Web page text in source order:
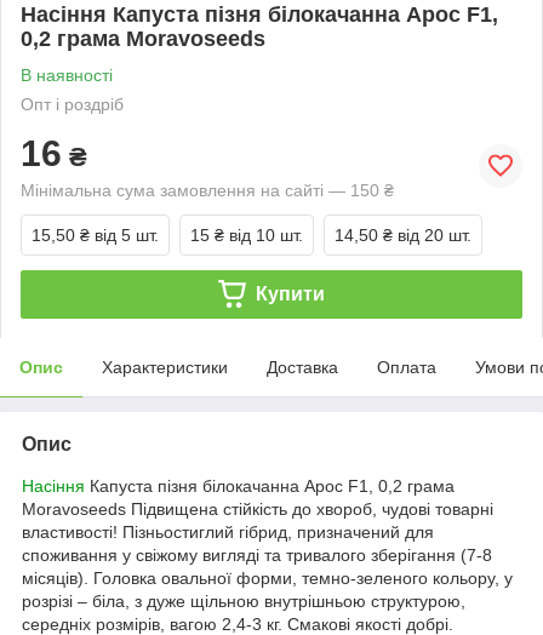
Насіння Капуста пізня білокачанна Арос F1,
0,2 грама Moravoseeds
В наявності
Опт і роздріб
16 ₴
Мінімальна сума замовлення на сайті — 150 ₴
15,50 ₴ від 5 шт. 15 ₴ від 10 шт. 14,50 ₴ від 20 шт.
Купити
Опис Характеристики Доставка Оплата Умови
Опис
Насіння Капуста пізня білокачанна Арос F1, 0,2 грама
Moravoseeds Підвищена стійкість до хвороб, чудові товарні
властивості! Пізньостиглий гібрид, призначений для
споживання у свіжому вигляді та тривалого зберігання (7-8
місяців). Головка овальної форми, темно-зеленого кольору, у
розрізі – біла, з дуже щільною внутрішньою структурою,
середніх розмірів, вагою 2,4-3 кг. Смакові якості добрі.